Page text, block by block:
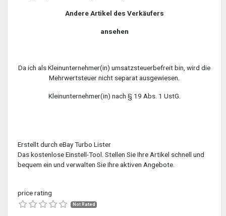
Andere Artikel des Verkäufers
ansehen
Da ich als Kleinunternehmer(in) umsatzsteuerbefreit bin, wird die
Mehrwertsteuer nicht separat ausgewiesen.
Kleinunternehmer(in) nach § 19 Abs. 1 UstG.
Erstellt durch eBay Turbo Lister
Das kostenlose Einstell-Tool. Stellen Sie Ihre Artikel schnell und
bequem ein und verwalten Sie Ihre aktiven Angebote.
price rating
Not Rated